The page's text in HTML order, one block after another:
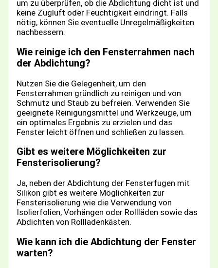
um zu überprüfen, ob die Abdichtung dicht ist und
keine Zugluft oder Feuchtigkeit eindringt. Falls
nötig, können Sie eventuelle Unregelmäßigkeiten
nachbessern.
Wie reinige ich den Fensterrahmen nach
der Abdichtung?
Nutzen Sie die Gelegenheit, um den
Fensterrahmen gründlich zu reinigen und von
Schmutz und Staub zu befreien. Verwenden Sie
geeignete Reinigungsmittel und Werkzeuge, um
ein optimales Ergebnis zu erzielen und das
Fenster leicht öffnen und schließen zu lassen.
Gibt es weitere Möglichkeiten zur
Fensterisolierung?
Ja, neben der Abdichtung der Fensterfugen mit
Silikon gibt es weitere Möglichkeiten zur
Fensterisolierung wie die Verwendung von
Isolierfolien, Vorhängen oder Rollläden sowie das
Abdichten von Rollladenkästen.
Wie kann ich die Abdichtung der Fenster
warten?